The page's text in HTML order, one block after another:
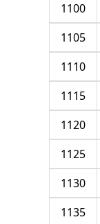
1100
1105
1110
1115
1120
1125
1130
1135